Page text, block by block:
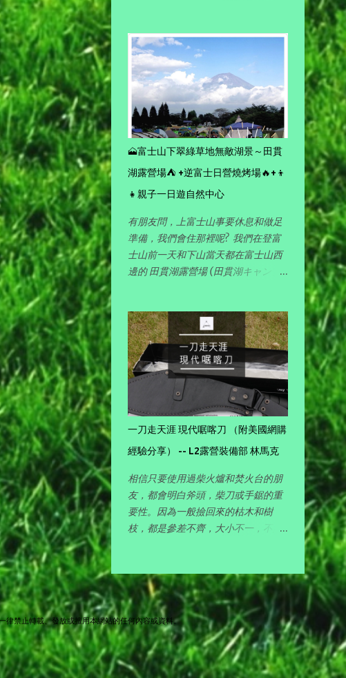
August
July 1
2022
September 2
August
May 1
March 2
October 2
2020 20
1
4
July 4
June
2019 24
October
September 3
上各有獨特性格但又可愛活潑的女主
角來演釋露營活動的點滴，完全帶出
露營悠閑愜意的樂趣。
🗻富士山下翠綠草地無敵湖景～田貫
湖露營場⛺ +逆富士日營燒烤場🔥+👦
👧親子一日遊自然中心
有朋友問，上富士山事要休息和做足
準備，我們會住那裡呢? 我們在登富
士山前一天和下山當天都在富士山西
邊的 田貫湖露營場 (田貫湖キャンプ
的南側)。
一刀走天涯 現代啹喀刀 （附美國網購
經驗分享） -- L2露營裝備部 林馬克
相信只要使用過柴火爐和焚火台的朋
友，都會明白斧頭，柴刀或手鋸的重
要性。因為一般撿回來的枯木和樹
枝，都是參差不齊，大小不一，不好
一點的柴枝都幾乎放不進去，得花上
不少功夫，所以對喜愛玩柴火的朋
友，有一件好的劈柴工具其實十分重
要。 在各地露營的時候，一直想找一
件可以集斧頭 ， 柴刀 和 開山刀 三者
功能於一身的工具，既可以清理營地
禁止轉載、發放或擅用本網站的任何內容或資料。